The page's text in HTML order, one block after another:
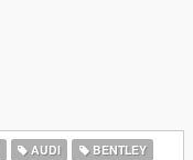
AUDI
BENTLEY